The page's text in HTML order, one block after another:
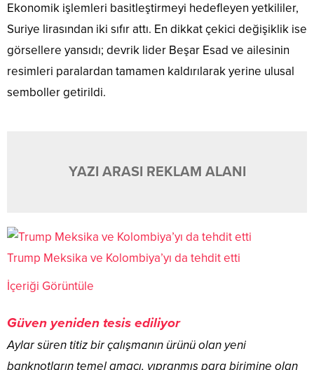
Ekonomik işlemleri basitleştirmeyi hedefleyen yetkililer,
Suriye lirasından iki sıfır attı. En dikkat çekici değişiklik ise
görsellere yansıdı; devrik lider Beşar Esad ve ailesinin
resimleri paralardan tamamen kaldırılarak yerine ulusal
semboller getirildi.
YAZI ARASI REKLAM ALANI
Trump Meksika ve Kolombiya’yı da tehdit etti
İçeriği Görüntüle
Güven yeniden tesis ediliyor
Aylar süren titiz bir çalışmanın ürünü olan yeni
banknotların temel amacı, yıpranmış para birimine olan